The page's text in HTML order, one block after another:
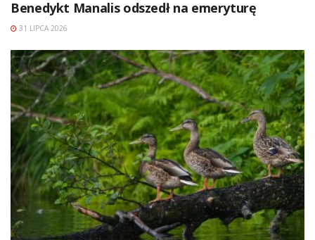
Benedykt Manalis odszedł na emeryturę
31 LIPCA 2026